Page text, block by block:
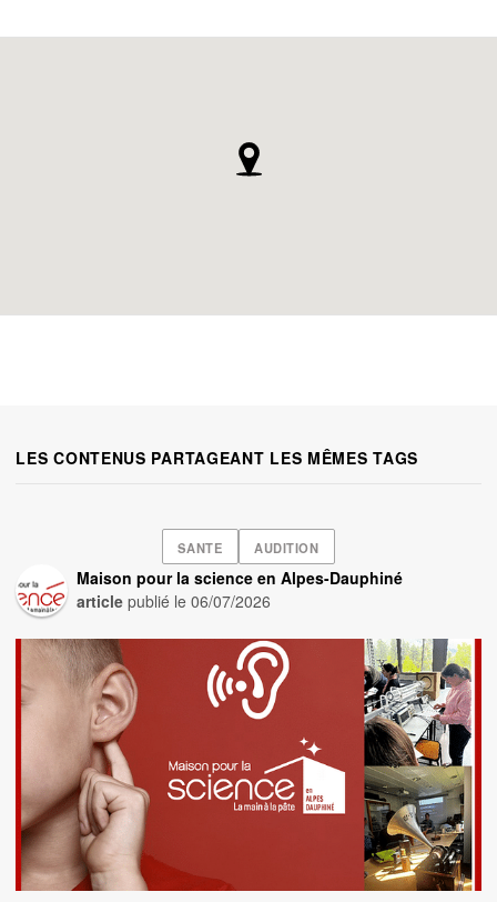
LES CONTENUS PARTAGEANT LES MÊMES TAGS
SANTE AUDITION
Maison pour la science en Alpes-Dauphiné
article publié le06/07/2026